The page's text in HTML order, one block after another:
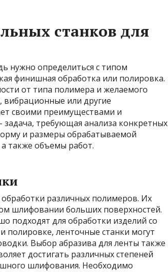
станков для
нужно определиться с типом
финишная обработка или полировка.
от типа полимера и желаемого
вибрационные или другие
своими преимуществами и
требующая анализа конкретных
и размеры обрабатываемой
также объемы работ.
различных полимеров. Их
шлифовании больших поверхностей.
подходят для обработки изделий со
ленточные станки могут
Выбор абразива для ленты также
достигать различных степеней
шлифования. Необходимо